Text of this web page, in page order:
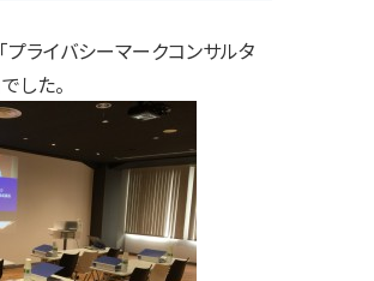
プライバシーマークコンサルタ
した。